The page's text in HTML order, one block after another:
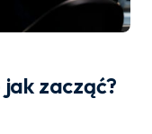
zacząć?